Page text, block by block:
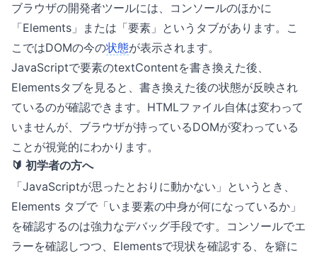
ブラウザの開発者ツールには、コンソールのほかに
「Elements」または「要素」というタブがあります。こ
こではDOMの今の状態が表示されます。
JavaScriptで要素のtextContentを書き換えた後、
Elementsタブを見ると、書き換えた後の状態が反映され
ているのが確認できます。HTMLファイル自体は変わって
いませんが、ブラウザが持っているDOMが変わっている
ことが視覚的にわかります。
🔰 初学者の方へ
「JavaScriptが思ったとおりに動かない」というとき、
Elements タブで「いま要素の中身が何になっているか」
を確認するのは強力なデバッグ手段です。コンソールでエ
ラーを確認しつつ、Elementsで現状を確認する、を癖に